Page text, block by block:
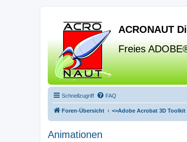
ACRONAUT
Freies
Schnellzugriff FAQ
Foren-Übersicht <>Adobe Acrobat 3D
Animationen